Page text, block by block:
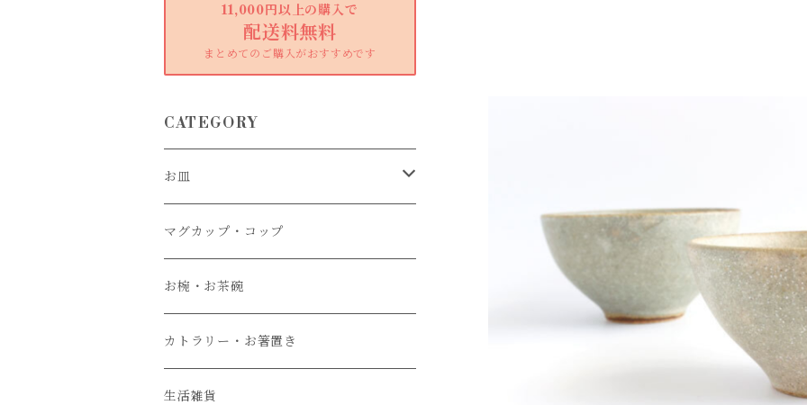
11,000円以上の購入で
配送料無料
まとめてのご購入がおすすめです
CATEGORY
お皿
大皿
中皿
小皿
マグカップ・コップ
お椀・お茶碗
カトラリー・お箸置き
生活雑貨